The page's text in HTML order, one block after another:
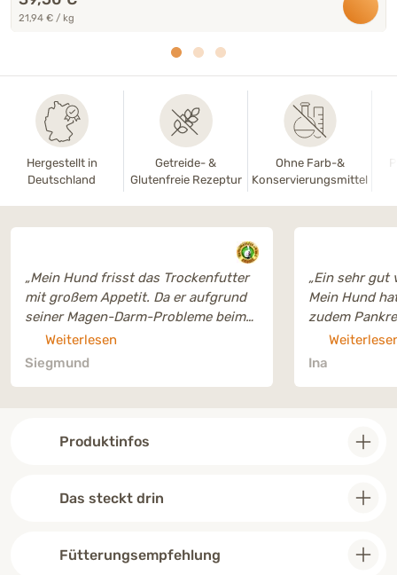
21,94 € / kg
Hergestellt in
Deutschland
Getreide- &
Glutenfreie Rezeptur
Ohne Farb-&
Konservierungsmittel
„Mein Hund frisst das Trockenfutter
mit großem Appetit. Da er aufgrund
seiner Magen-Darm-Probleme beim
Futter sehr wählerisch ist, freut es
mich umso mehr, dass er Planta so
gerne mag. Vielen Dank dafür.
Weiterlesen
Siegmund
„Ein sehr gut
Mein Hund
zudem
Futter was
seitdem wir
Ina
Produktinfos
Das steckt drin
Fütterungsempfehlung